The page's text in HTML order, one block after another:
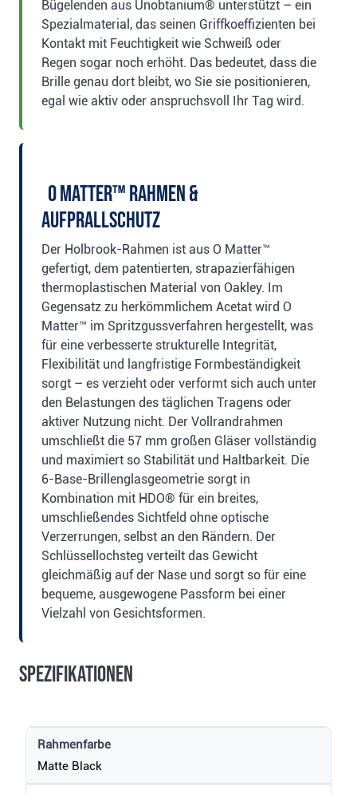
Bügelenden aus Unobtanium® unterstützt – ein
Spezialmaterial, das seinen Griffkoeffizienten bei
Kontakt mit Feuchtigkeit wie Schweiß oder
Regen sogar noch erhöht. Das bedeutet, dass die
Brille genau dort bleibt, wo Sie sie positionieren,
egal wie aktiv oder anspruchsvoll Ihr Tag wird.
O Matter™ Rahmen &
Aufprallschutz
Der Holbrook-Rahmen ist aus O Matter™
gefertigt, dem patentierten, strapazierfähigen
thermoplastischen Material von Oakley. Im
Gegensatz zu herkömmlichem Acetat wird O
Matter™ im Spritzgussverfahren hergestellt, was
für eine verbesserte strukturelle Integrität,
Flexibilität und langfristige Formbeständigkeit
sorgt – es verzieht oder verformt sich auch unter
den Belastungen des täglichen Tragens oder
aktiver Nutzung nicht. Der Vollrandrahmen
umschließt die 57 mm großen Gläser vollständig
und maximiert so Stabilität und Haltbarkeit. Die
6-Base-Brillenglasgeometrie sorgt in
Kombination mit HDO® für ein breites,
umschließendes Sichtfeld ohne optische
Verzerrungen, selbst an den Rändern. Der
Schlüssellochsteg verteilt das Gewicht
gleichmäßig auf der Nase und sorgt so für eine
bequeme, ausgewogene Passform bei einer
Vielzahl von Gesichtsformen.
Spezifikationen
Rahmenfarbe
Matte Black